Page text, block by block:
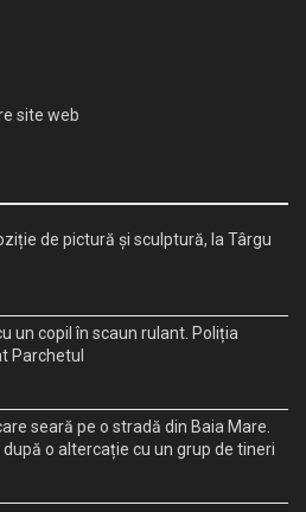
site web
de pictură și sculptură, la Târgu
un copil în scaun rulant. Poliția
Parchetul
seară pe o stradă din Baia Mare.
o altercație cu un grup de tineri